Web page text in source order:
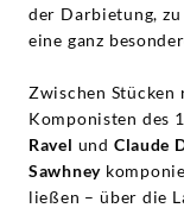
der Darbietung,
eine ganz
Zwischen
Komponisten des
Ravel und Claude
Sawhney
ließen – über die